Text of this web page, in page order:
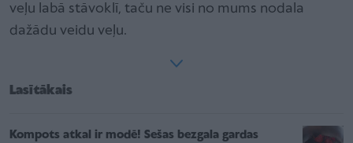
veļu labā stāvoklī, taču ne visi no mums nodala
dažādu veidu veļu.
Lasītākais
Kompots atkal ir modē! Sešas bezgala gardas